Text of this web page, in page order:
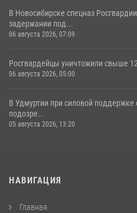
В Новосибирске спецназ
задержании под...
06 августа 2026, 07:09
Росгвардейцы уничтожили свыше
06 августа 2026, 05:00
В Удмуртии при силовой
подозре...
05 августа 2026, 13:20
НАВИГАЦИЯ
Главная